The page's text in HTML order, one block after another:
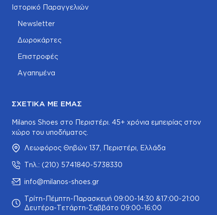
Ιστορικό Παραγγελιών
Newsletter
Δωροκάρτες
Επιστροφές
Αγαπημένα
ΣΧΕΤΙΚΆ ΜΕ ΕΜΆΣ
Milanos Shoes στο Περιστέρι. 45+ χρόνια εμπειρίας στον
χώρο του υποδήματος.
Λεωφόρος Θηβών 137, Περιστέρι, Ελλάδα
Τηλ.: (210) 5741840-5738330
info@milanos-shoes.gr
Τρίτη-Πέμπτη-Παρασκευή 09:00-14:30 &17:00-21:00
Δευτέρα-Τετάρτη-Σαββάτο 09:00-16:00